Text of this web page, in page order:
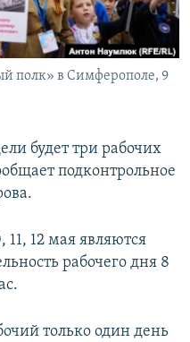
полк» в Симферополе, 9
будет три рабочих
подконтрольное
12 мая являются
рабочего дня 8
только один день